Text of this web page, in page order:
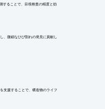
することで、目視検査の精度と効
、微細なひび割れの発見に貢献し
支援することで、構造物のライフ